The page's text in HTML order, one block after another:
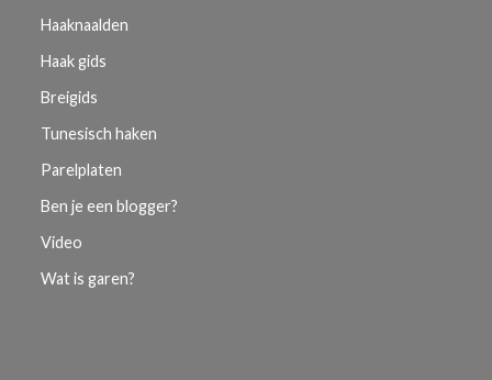
Haaknaalden
Haak gids
Breigids
Tunesisch haken
Parelplaten
Ben je een blogger?
Video
Wat is garen?